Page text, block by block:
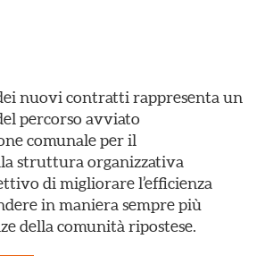
nuovi contratti rappresenta un
percorso avviato
comunale per il
struttura organizzativa
di migliorare l’efficienza
in maniera sempre più
della comunità ripostese.